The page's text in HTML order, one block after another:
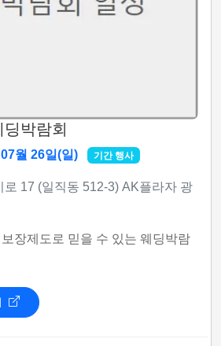
박람회
월 26일(일) 기간 행사
로 17 (일직동 512-3) AK플라자 광
장제도로 믿을 수 있는 웨딩박람